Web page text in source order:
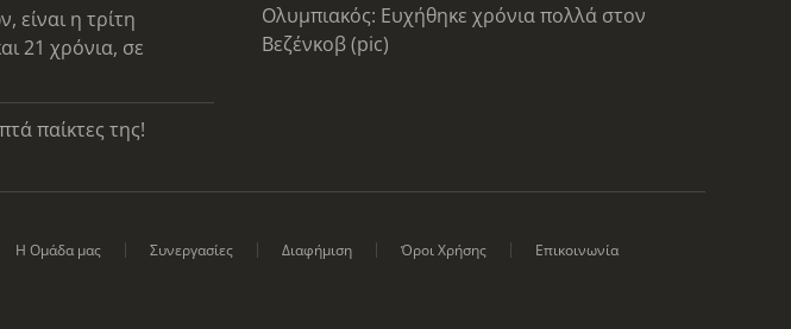
είναι η τρίτη
21 χρόνια, σε
παίκτες της!
Ολυμπιακός: Ευχήθηκε χρόνια πολλά στον
Βεζένκοβ (pic)
Η Ομάδα μας Συνεργασίες Διαφήμιση Όροι Χρήσης Επικοινωνία